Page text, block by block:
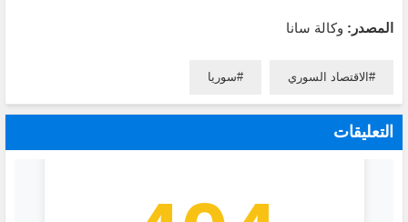
المصدر: وكالة سانا
الاقتصاد السوري سوريا
التعليقات